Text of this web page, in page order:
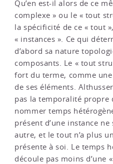
Qu’en est-il alors de ce
complexe » ou le « tout
la spécificité de ce « tout
« instances ». Ce qui
d’abord sa nature
composants. Le « tout
fort du terme, comme
de ses éléments.
pas la temporalité propre
nommer temps
présent d’une instance
autre, et le tout n’a plus
présente à soi. Le temps
découle pas moins d’une